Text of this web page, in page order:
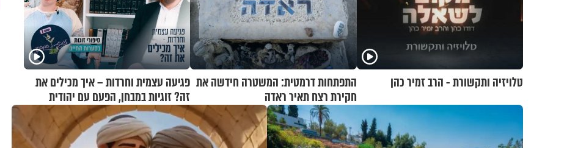
טלויזיה ותקשורת - הרב זמיר כהן
התפתחות דרמטית: המשטרה חידשה את
חקירת רצח תאיר ראדה
פגיעה עצמית וחרדות – איך מכילים את
זה? זוגיות במבחן, הפעם עם יהודית
ואלתר כהן